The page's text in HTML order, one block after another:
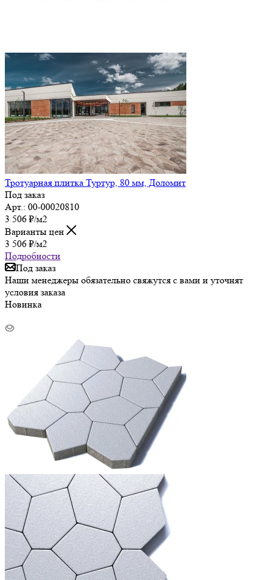
Тротуарная плитка Туртур, 80 мм, Доломит
Под заказ
Арт.: 00-00020810
3 506 ₽/м2
Варианты цен
3 506 ₽/м2
Подробности
Под заказ
Наши менеджеры обязательно свяжутся с вами и уточнят
условия заказа
Новинка